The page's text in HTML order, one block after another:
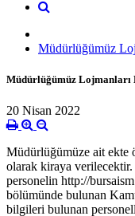
Müdürlüğümüz
Müdürlüğümüz
20 Nisan 2022
Müdürlüğümüze ait ekte
olarak kiraya
personelin http://
bölümünde bulunan
bilgileri bulunan